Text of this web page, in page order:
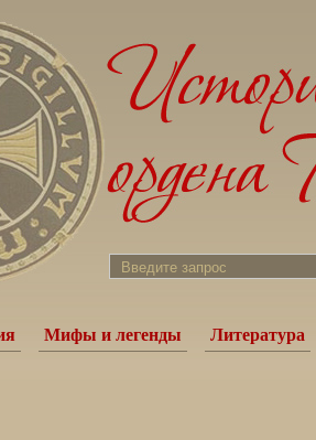
Мифы и легенды Литература